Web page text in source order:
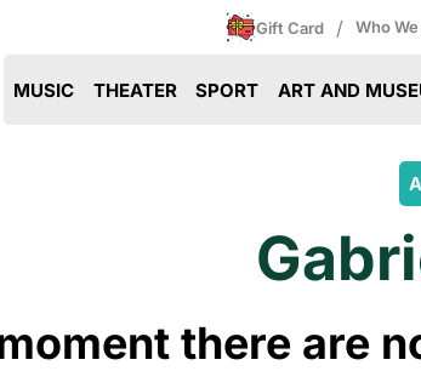
Gift Card / Who
MUSIC THEATER SPORT ART AND
there are